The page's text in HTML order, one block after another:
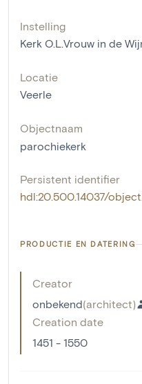
Instelling
Kerk O.L.Vrouw in de
Locatie
Veerle
Objectnaam
parochiekerk
Persistent identifier
hdl:20.500.14037/
PRODUCTIE EN DATERING
Creator
onbekend(architect)
Creation date
1451 - 1550